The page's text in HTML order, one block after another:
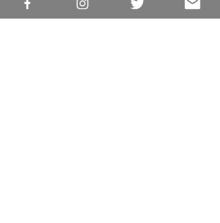
Störr", originalmente publicado em